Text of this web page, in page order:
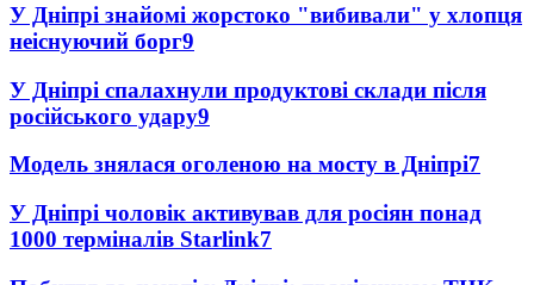
У Дніпрі знайомі жорстоко "вибивали" у хлопця
неіснуючий борг9
У Дніпрі спалахнули продуктові склади після
російського удару9
Модель знялася оголеною на мосту в Дніпрі7
У Дніпрі чоловік активував для росіян понад
1000 терміналів Starlink7